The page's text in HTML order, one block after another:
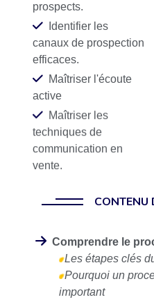
prospects.
Identifier les
canaux de prospection
efficaces.
Maîtriser l'écoute
active
Maîtriser les
techniques de
communication en
vente.
CONTENU
Comprendre le
Les étapes clés
Pourquoi un
important